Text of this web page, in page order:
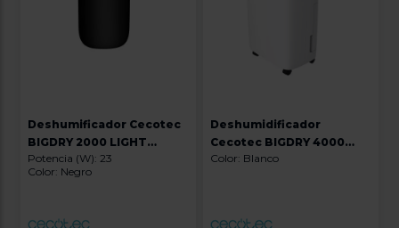
Deshumificador Cecotec
BIGDRY 2000 LIGHT
BLACK
Potencia (W): 23
Color: Negro
Deshumidificador
Cecotec BIGDRY 4000
EXPERT CONNECTED
Color: Blanco